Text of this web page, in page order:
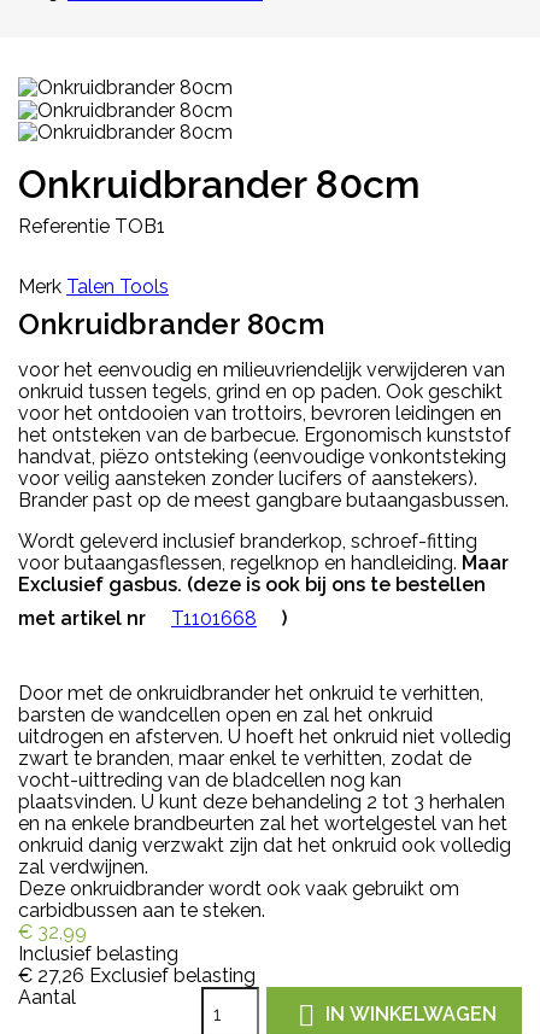
Onkruidbrander 80cm
Referentie TOB1
Merk Talen Tools
Onkruidbrander 80cm
voor het eenvoudig en milieuvriendelijk verwijderen van
onkruid tussen tegels, grind en op paden. Ook geschikt
voor het ontdooien van trottoirs, bevroren leidingen en
het ontsteken van de barbecue. Ergonomisch kunststof
handvat, piëzo ontsteking (eenvoudige vonkontsteking
voor veilig aansteken zonder lucifers of aanstekers).
Brander past op de meest gangbare butaangasbussen.
Wordt geleverd inclusief branderkop, schroef-fitting
voor butaangasflessen, regelknop en handleiding. Maar
Exclusief gasbus. (deze is ook bij ons te bestellen
met artikel nr
T1101668 )
Door met de onkruidbrander het onkruid te verhitten,
barsten de wandcellen open en zal het onkruid
uitdrogen en afsterven. U hoeft het onkruid niet volledig
zwart te branden, maar enkel te verhitten, zodat de
vocht-uittreding van de bladcellen nog kan
plaatsvinden. U kunt deze behandeling 2 tot 3 herhalen
en na enkele brandbeurten zal het wortelgestel van het
onkruid danig verzwakt zijn dat het onkruid ook volledig
zal verdwijnen.
Deze onkruidbrander wordt ook vaak gebruikt om
carbidbussen aan te steken.
€ 32,99
Inclusief belasting
€ 27,26 Exclusief belasting
Aantal
 IN WINKELWAGEN